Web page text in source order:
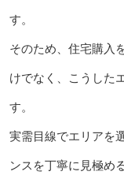
す。
そのため、住宅購入
けでなく、こうした
す。
実需目線でエリアを
ンスを丁寧に見極め